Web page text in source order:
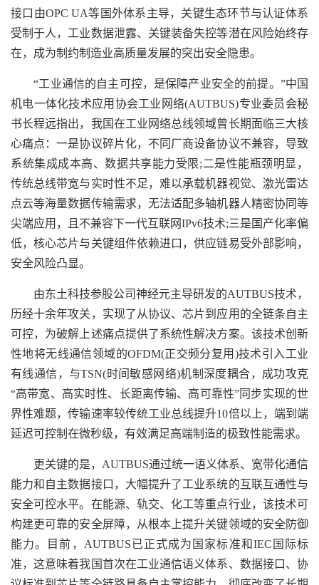
接口由OPC UA等国外体系主导，关键生态环节与认证体系
受制于人，工业数据泄露、关键装备失控等潜在风险始终存
在，成为制约制造业高质量发展的突出安全隐患。
“工业通信的自主可控，是保障产业安全的前提。”中国
机电一体化技术应用协会工业网络(AUTBUS)专业委员会秘
书长程远指出，我国在工业网络总线领域曾长期面临三大核
心痛点：一是协议碎片化，不同厂商设备协议不兼容，导致
系统集成成本高、数据共享能力受限;二是性能瓶颈明显，
传统总线带宽与实时性不足，难以承载机器视觉、激光雷达
点云等海量数据传输需求，无法适配多轴机器人精密协同等
尖端应用，且不兼容下一代互联网IPv6技术;三是国产化率偏
低，核心芯片与关键组件依赖进口，供应链易受外部影响，
安全风险凸显。
由东土科技参股公司神经元主导研发的AUTBUS技术，
历经十余年攻关，实现了从协议、芯片到应用的全链条自主
可控，为破解上述痛点提供了系统性解决方案。该技术创新
性地将无线通信领域的OFDM(正交频分复用)技术引入工业
有线通信，与TSN(时间敏感网络)机制深度耦合，成功攻克
“高带宽、高实时性、长距离传输、高可靠性”同步实现的世
界性难题，传输速率较传统工业总线提升10倍以上，端到端
延迟可控制在微秒级，有效满足高端制造的极致性能需求。
更关键的是，AUTBUS通过统一语义体系、宽带化通信
能力和自主数据接口，大幅提升了工业系统的互联互通性与
安全可控水平。在能源、轨交、化工等重点行业，该技术可
构建更可靠的安全屏障，从根本上提升关键领域的安全防御
能力。目前，AUTBUS已正式成为国家标准和IEC国际标
准，这意味着我国首次在工业通信语义体系、数据接口、协